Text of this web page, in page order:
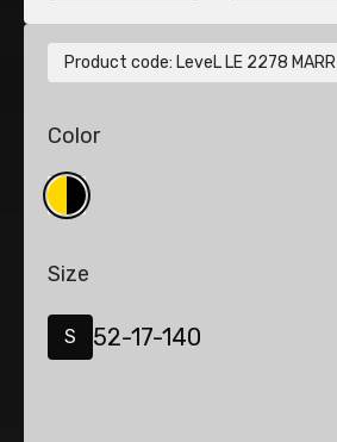
Product code: LeveL LE 2278 MARR
Color
Size
S 52-17-140